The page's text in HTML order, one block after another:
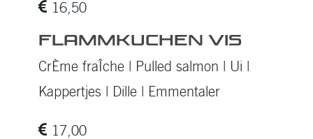
16,50
FLAMMKUCHEN VIS
CrÈme fraÎche | Pulled salmon | Ui |
Kappertjes | Dille | Emmentaler
17,00